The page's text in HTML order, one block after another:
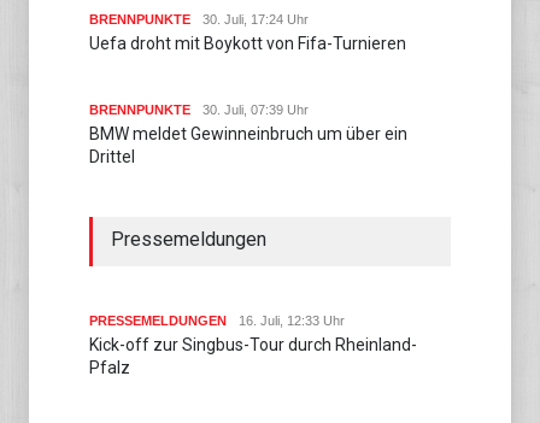
BRENNPUNKTE 30. Juli, 17:24 Uhr
Uefa droht mit Boykott von Fifa-Turnieren
BRENNPUNKTE 30. Juli, 07:39 Uhr
BMW meldet Gewinneinbruch um über ein
Drittel
Pressemeldungen
PRESSEMELDUNGEN 16. Juli, 12:33 Uhr
Kick-off zur Singbus-Tour durch Rheinland-
Pfalz